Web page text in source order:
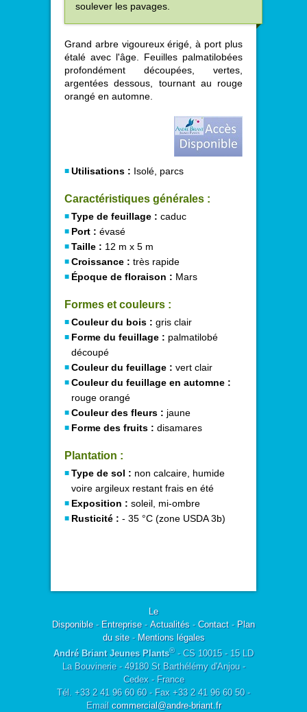
soulever les pavages.
Grand arbre vigoureux érigé, à port plus
étalé avec l'âge. Feuilles palmatilobées
profondément découpées, vertes,
argentées dessous, tournant au rouge
orangé en automne.
Utilisations : Isolé, parcs
Caractéristiques générales :
Type de feuillage : caduc
Port : évasé
Taille : 12 m x 5 m
Croissance : très rapide
Époque de floraison : Mars
Formes et couleurs :
Couleur du bois : gris clair
Forme du feuillage : palmatilobé
découpé
Couleur du feuillage : vert clair
Couleur du feuillage en automne :
rouge orangé
Couleur des fleurs : jaune
Forme des fruits : disamares
Plantation :
Type de sol : non calcaire, humide
voire argileux restant frais en été
Exposition : soleil, mi-ombre
Rusticité : - 35 °C (zone USDA 3b)
Le
Disponible- Entreprise- Actualités - Contact- Plan
du site- Mentions légales
André Briant Jeunes Plants®- CS 10015 - 15 LD
La Bouvinerie - 49180 St Barthélémy d'Anjou -
Cedex - France
Tél. +33 2 41 96 60 60 - Fax +33 2 41 96 60 50 -
Email commercial@andre-briant.fr